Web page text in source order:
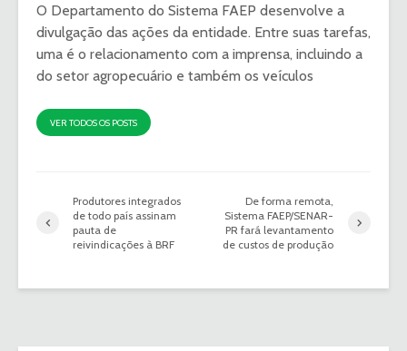
O Departamento do Sistema FAEP desenvolve a
divulgação das ações da entidade. Entre suas tarefas,
uma é o relacionamento com a imprensa, incluindo a
do setor agropecuário e também os veículos
VER TODOS OS POSTS
Produtores integrados
de todo país assinam
pauta de
reivindicações à BRF
De forma remota,
Sistema FAEP/SENAR-
PR fará levantamento
de custos de produção